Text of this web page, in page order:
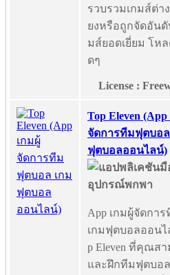
รวบรวมเกมส์ต่า
ยงหรือถูกจัดอันดั
มส์ยอดเยี่ยม โห
ดๆ
License :
Top Eleven (App
จัดการทีมฟุตบอล
ฟุตบอลออนไลน์)
App เกมผู้จัดกา
เกมฟุตบอลออนไ
p Eleven ที่คุณส
และฝึกทีมฟุตบอ